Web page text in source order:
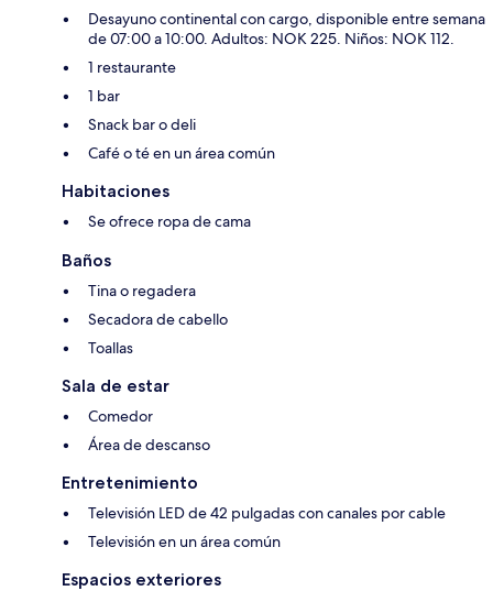
Desayuno continental con cargo, disponible entre semana
de 07:00 a 10:00. Adultos: NOK 225. Niños: NOK 112.
1 restaurante
1 bar
Snack bar o deli
Café o té en un área común
Habitaciones
Se ofrece ropa de cama
Baños
Tina o regadera
Secadora de cabello
Toallas
Sala de estar
Comedor
Área de descanso
Entretenimiento
Televisión LED de 42 pulgadas con canales por cable
Televisión en un área común
Espacios exteriores